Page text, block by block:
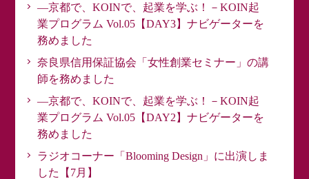
―京都で、KOINで、起業を学ぶ！－KOIN起
業プログラム Vol.05【DAY3】ナビゲーターを
務めました
奈良県信用保証協会「女性創業セミナー」の講
師を務めました
―京都で、KOINで、起業を学ぶ！－KOIN起
業プログラム Vol.05【DAY2】ナビゲーターを
務めました
ラジオコーナー「Blooming Design」に出演しま
した【7月】